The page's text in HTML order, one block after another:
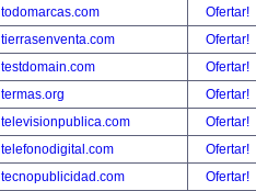
todomarcas.com
Ofertar!
tierrasenventa.com
Ofertar!
testdomain.com
Ofertar!
termas.org
Ofertar!
televisionpublica.com
Ofertar!
telefonodigital.com
Ofertar!
tecnopublicidad.com
Ofertar!